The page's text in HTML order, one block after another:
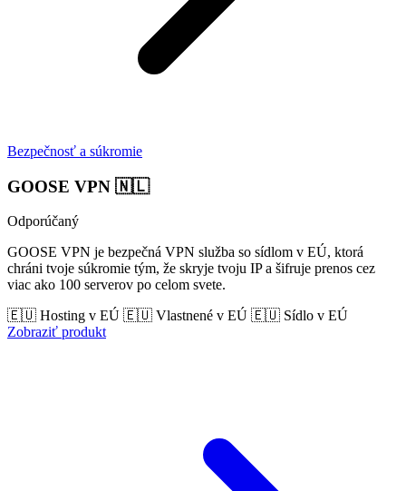
Bezpečnosť a súkromie
GOOSE VPN 🇳🇱
Odporúčaný
GOOSE VPN je bezpečná VPN služba so sídlom v EÚ, ktorá
chráni tvoje súkromie tým, že skryje tvoju IP a šifruje prenos cez
viac ako 100 serverov po celom svete.
🇪🇺 Hosting v EÚ 🇪🇺 Vlastnené v EÚ 🇪🇺 Sídlo v EÚ
Zobraziť produkt